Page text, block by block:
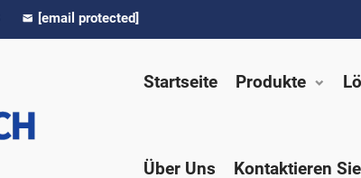
[email protected]
Startseite Produkte
Über Uns Kontaktieren